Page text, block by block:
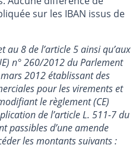
sur les IBAN issus de
au 8 de l’article 5 ainsi qu’aux
n° 260/2012 du Parlement
2012 établissant des
pour les virements et
le règlement (CE)
de l’article L. 511-7 du
passibles d’une amende
les montants suivants :